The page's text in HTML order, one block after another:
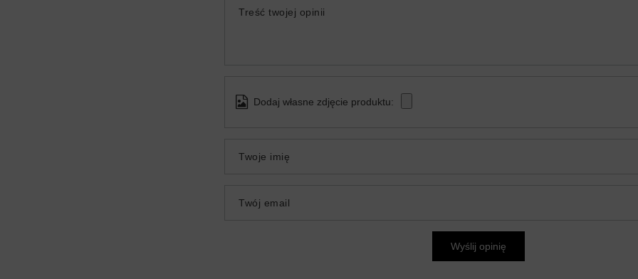
Treść twojej opinii
Dodaj własne zdjęcie produktu:
Twoje imię
Twój email
Wyślij opinię